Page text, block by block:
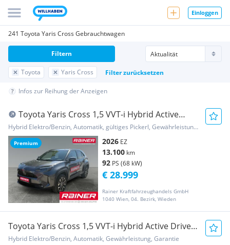
Einloggen
241 Toyota Yaris Cross Gebrauchtwagen
Toyota Yaris Cross Filter zurücksetzen
Filtern
Infos zur Reihung der Anzeigen
Premium
Toyota Yaris Cross 1,5 VVT-i Hybrid Active
Drive Aut.
Hybrid Elektro/Benzin, Automatik, gültiges Pickerl, Gewährleistung, Garantie
2026 EZ
13.100 km
92 PS (68 kW)
Rainer Kraftfahrzeughandels GmbH
1040 Wien, 04. Bezirk, Wieden
€ 28.999
Toyota Yaris Cross 1,5 VVT-i Hybrid Active Drive
Aut.
Hybrid Elektro/Benzin, Automatik, Gewährleistung, Garantie